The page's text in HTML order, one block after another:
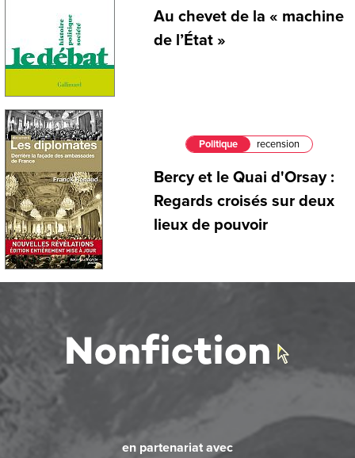
Au chevet de la « machine
de l’État »
Politique recension
Bercy et le Quai d'Orsay :
Regards croisés sur deux
lieux de pouvoir
en partenariat avec